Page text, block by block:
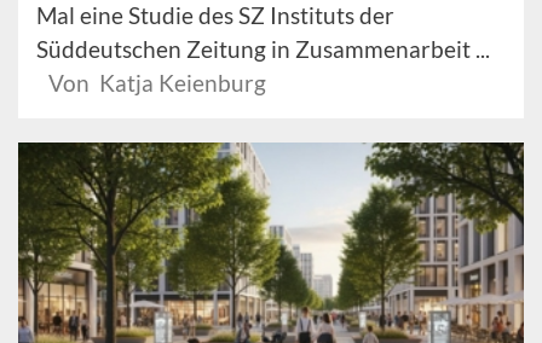
Mal eine Studie des SZ Instituts der
Süddeutschen Zeitung in Zusammenarbeit ...
Von Katja Keienburg